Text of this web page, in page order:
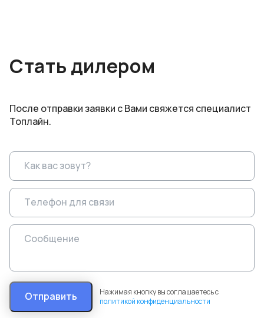
Стать дилером
После отправки заявки с Вами свяжется специалист
Топлайн.
Отправить
Нажимая кнопку вы соглашаетесь с
политикой конфиденциальности